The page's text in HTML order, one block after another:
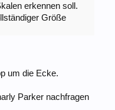
erkennen soll.
Größe
um die Ecke.
Parker nachfragen